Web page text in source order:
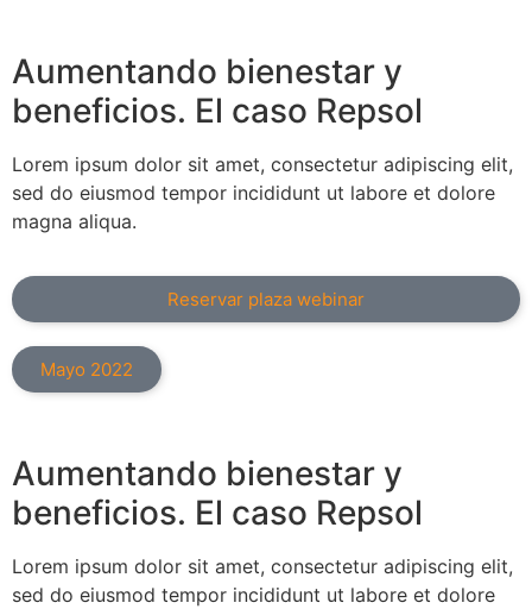
Aumentando bienestar y
beneficios. El caso Repsol
Lorem ipsum dolor sit amet, consectetur adipiscing elit,
sed do eiusmod tempor incididunt ut labore et dolore
magna aliqua.
Reservar plaza webinar
Mayo 2022
Aumentando bienestar y
beneficios. El caso Repsol
Lorem ipsum dolor sit amet, consectetur adipiscing elit,
sed do eiusmod tempor incididunt ut labore et dolore